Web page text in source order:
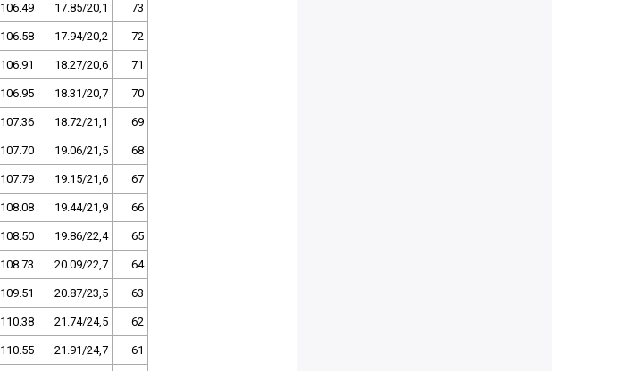
106.49 17.85/20,1 73
106.58 17.94/20,2 72
106.91 18.27/20,6 71
106.95 18.31/20,7 70
107.36 18.72/21,1 69
107.70 19.06/21,5 68
107.79 19.15/21,6 67
108.08 19.44/21,9 66
108.50 19.86/22,4 65
108.73 20.09/22,7 64
109.51 20.87/23,5 63
110.38 21.74/24,5 62
110.55 21.91/24,7 61